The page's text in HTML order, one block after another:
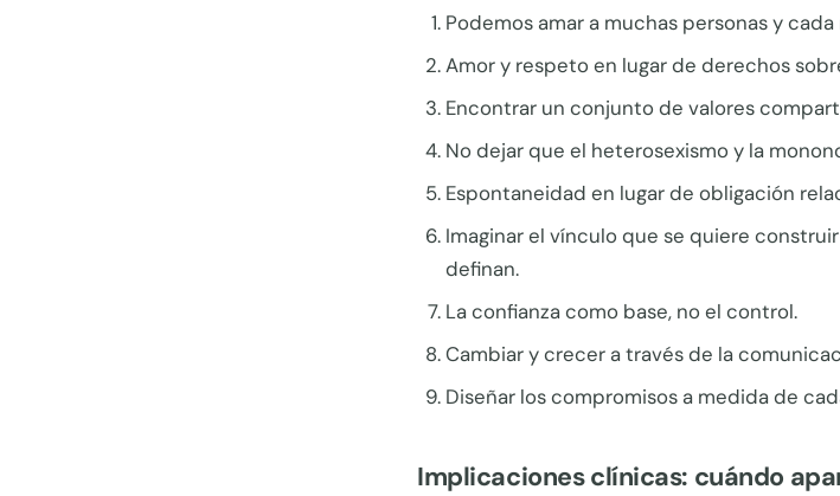
Podemos amar a muchas personas y
Amor y respeto en lugar de derechos
Encontrar un conjunto de valores
No dejar que el heterosexismo y la
Espontaneidad en lugar de obligación
Imaginar el vínculo que se quiere
definan.
La confianza como base, no el control.
Cambiar y crecer a través de la
Diseñar los compromisos a medida de
Implicaciones clínicas: cuándo